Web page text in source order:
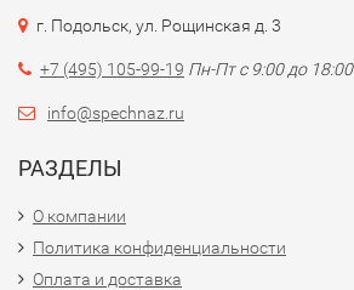
г. Подольск, ул. Рощинская д. 3
+7 (495) 105-99-19 Пн-Пт с 9:00 до 18:00
info@spechnaz.ru
РАЗДЕЛЫ
О компании
Политика конфиденциальности
Оплата и доставка